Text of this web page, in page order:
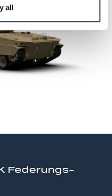
all
Federungs-